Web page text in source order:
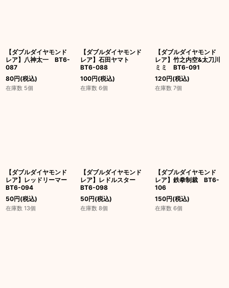
【ダブルダイヤモンド
レア】八神太一 BT6-
087
80円(税込)
在庫数 5個
【ダブルダイヤモンド
レア】石田ヤマト
BT6-088
100円(税込)
在庫数 6個
【ダブルダイヤモンド
レア】竹之内空&太刀川
ミミ BT6-091
120円(税込)
在庫数 7個
【ダブルダイヤモンド
レア】レッドリーマー
BT6-094
50円(税込)
在庫数 13個
【ダブルダイヤモンド
レア】レドルスター
BT6-098
50円(税込)
在庫数 8個
【ダブルダイヤモンド
レア】鉄拳制裁 BT6-
106
150円(税込)
在庫数 6個